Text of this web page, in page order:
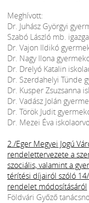
Meghívott:
Dr. Juhász Györgyi
Szabó László mb.
Dr. Vajon Ildikó
Dr. Nagy Ilona
Dr. Drelyó Katalin
Dr. Szerdahelyi Tünde
Dr. Kusper Zsuzsanna
Dr. Vadász Jolán
Dr. Török Judit
Dr. Mezei Éva
2./Eger Megyei Jogú
rendelettervezete a
szociális, valamint a
térítési díjairól szóló
rendelet módosításáról
Földvári Győző